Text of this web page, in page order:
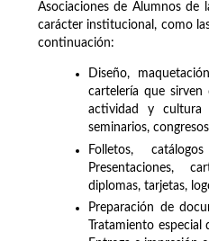
Asociaciones de Alumnos de
carácter institucional, como
continuación:
Diseño,
cartelería que
actividad y cultura
seminarios,
Folletos,
Presentaciones,
diplomas, tarjetas,
Preparación de
Tratamiento